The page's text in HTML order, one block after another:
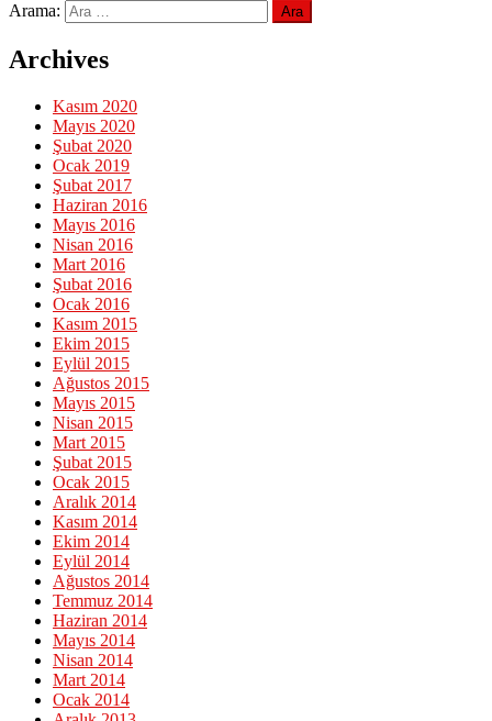
Arama:
Archives
Kasım 2020
Mayıs 2020
Şubat 2020
Ocak 2019
Şubat 2017
Haziran 2016
Mayıs 2016
Nisan 2016
Mart 2016
Şubat 2016
Ocak 2016
Kasım 2015
Ekim 2015
Eylül 2015
Ağustos 2015
Mayıs 2015
Nisan 2015
Mart 2015
Şubat 2015
Ocak 2015
Aralık 2014
Kasım 2014
Ekim 2014
Eylül 2014
Ağustos 2014
Temmuz 2014
Haziran 2014
Mayıs 2014
Nisan 2014
Mart 2014
Ocak 2014